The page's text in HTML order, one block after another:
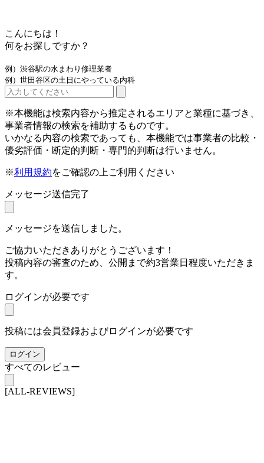
こんにちは！
何をお探しですか？
例）渋谷駅の水まわり修理業者
例）世田谷区の土日にやっている内科
※本機能は検索内容から推定されるエリアと業種に基づき、
事業者情報の検索を補助するものです。
いかなる内容の検索であっても、本機能では事業者の比較・
優劣評価・断定的判断・専門的判断は行いません。
※利用規約をご確認の上ご利用ください
メッセージ送信完了
メッセージを送信しました。
ご協力いただきありがとうございます！
投稿内容の審査のため、公開まで約3営業日程度いただきま
す。
ログインが必要です
投稿には会員登録およびログインが必要です
ログイン
すべてのレビュー
[ALL-REVIEWS]